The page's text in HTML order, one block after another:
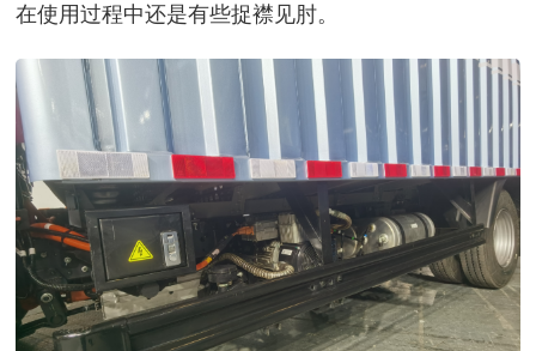
在使用过程中还是有些捉襟见肘。